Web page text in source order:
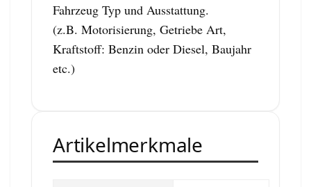
Fahrzeug Typ und Ausstattung.
(z.B. Motorisierung, Getriebe Art,
Kraftstoff: Benzin oder Diesel, Baujahr
etc.)
Artikelmerkmale